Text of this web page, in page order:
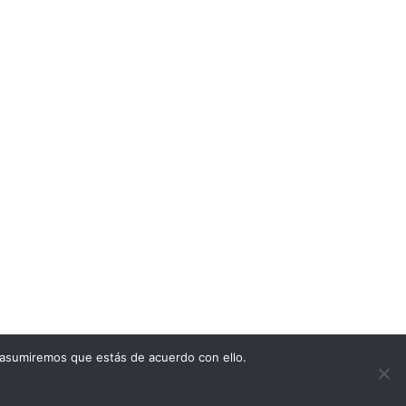
que estás de acuerdo con ello.